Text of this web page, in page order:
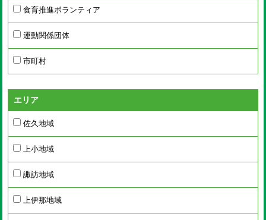
食育推進ボランティア
運動関係団体
市町村
エリア
佐久地域
上小地域
諏訪地域
上伊那地域